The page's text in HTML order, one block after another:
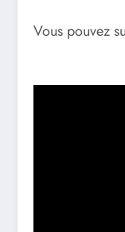
Vous pouvez